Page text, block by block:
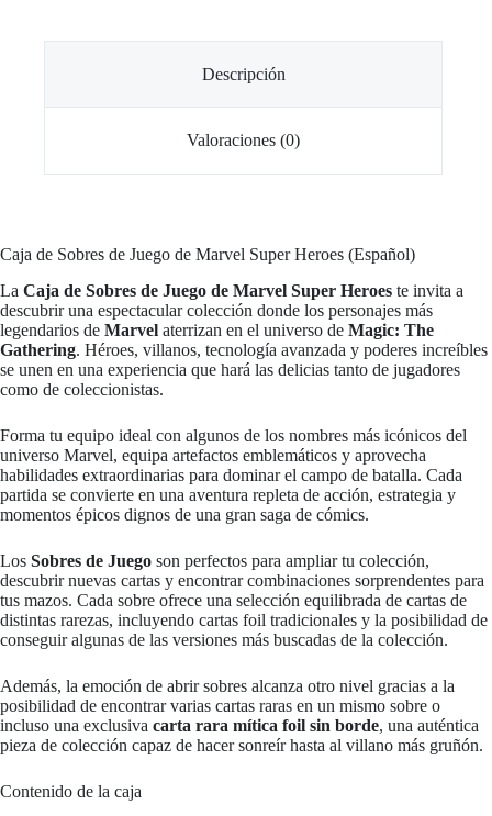
Descripción
Valoraciones (0)
Caja de Sobres de Juego de Marvel Super Heroes (Español)
La Caja de Sobres de Juego de Marvel Super Heroes te invita a
descubrir una espectacular colección donde los personajes más
legendarios de Marvel aterrizan en el universo de Magic: The
Gathering. Héroes, villanos, tecnología avanzada y poderes increíbles
se unen en una experiencia que hará las delicias tanto de jugadores
como de coleccionistas.
Forma tu equipo ideal con algunos de los nombres más icónicos del
universo Marvel, equipa artefactos emblemáticos y aprovecha
habilidades extraordinarias para dominar el campo de batalla. Cada
partida se convierte en una aventura repleta de acción, estrategia y
momentos épicos dignos de una gran saga de cómics.
Los Sobres de Juego son perfectos para ampliar tu colección,
descubrir nuevas cartas y encontrar combinaciones sorprendentes para
tus mazos. Cada sobre ofrece una selección equilibrada de cartas de
distintas rarezas, incluyendo cartas foil tradicionales y la posibilidad de
conseguir algunas de las versiones más buscadas de la colección.
Además, la emoción de abrir sobres alcanza otro nivel gracias a la
posibilidad de encontrar varias cartas raras en un mismo sobre o
incluso una exclusiva carta rara mítica foil sin borde, una auténtica
pieza de colección capaz de hacer sonreír hasta al villano más gruñón.
Contenido de la caja